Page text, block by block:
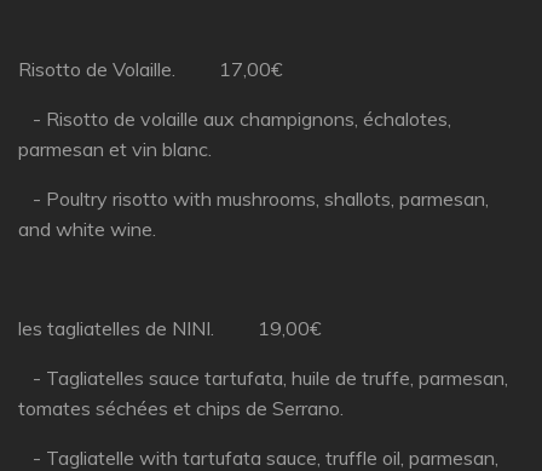
Risotto de Volaille. 17,00€
- Risotto de volaille aux champignons, échalotes,
parmesan et vin blanc.
- Poultry risotto with mushrooms, shallots, parmesan,
and white wine.
les tagliatelles de NINI. 19,00€
- Tagliatelles sauce tartufata, huile de truffe, parmesan,
tomates séchées et chips de Serrano.
- Tagliatelle with tartufata sauce, truffle oil, parmesan,